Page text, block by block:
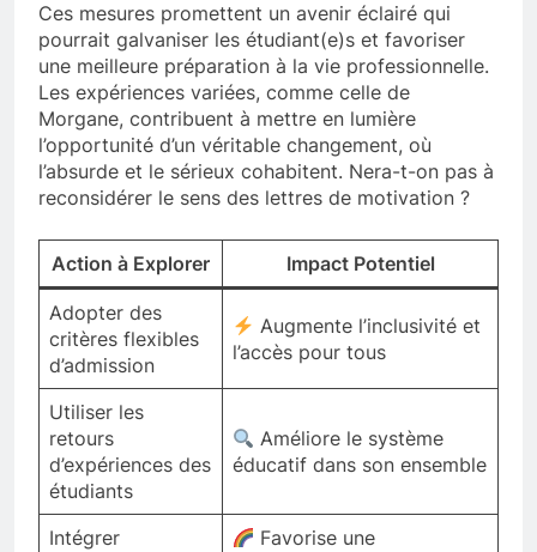
Ces mesures promettent un avenir éclairé qui
pourrait galvaniser les étudiant(e)s et favoriser
une meilleure préparation à la vie professionnelle.
Les expériences variées, comme celle de
Morgane, contribuent à mettre en lumière
l’opportunité d’un véritable changement, où
l’absurde et le sérieux cohabitent. Nera-t-on pas à
reconsidérer le sens des lettres de motivation ?
Action à Explorer Impact Potentiel
Adopter des
critères flexibles
d’admission
Augmente l’inclusivité et
l’accès pour tous
Utiliser les
retours
d’expériences des
étudiants
Améliore le système
éducatif dans son ensemble
Intégrer Favorise une